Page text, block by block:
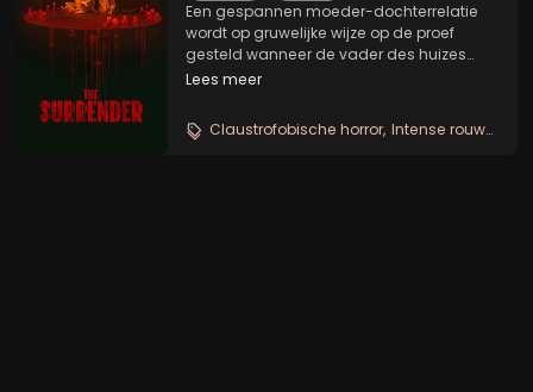
Een gespannen moeder-dochterrelatie
wordt op gruwelijke wijze op de proef
gesteld wanneer de vader des huizes
overlijdt en de rouwende moeder een
hem terug te halen uit de dood. Maar de
opstanding loopt...
Lees meer
Claustrofobische horror Intense rouwdrama